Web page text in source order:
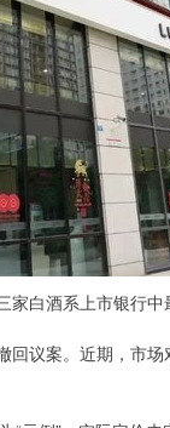
白酒系上市银行中
议案。近期，市场